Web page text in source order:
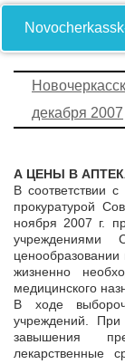
декабря 2007
А ЦЕНЫ В
В соответствии
прокуратурой
ноября 2007 г.
учреждениями
жизненно
медицинского
В ходе
учреждений.
завышения
лекарственные